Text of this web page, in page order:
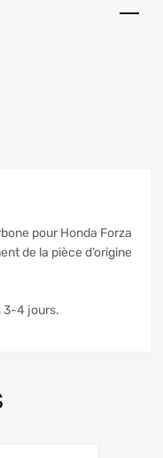
pour Honda Forza
de la pièce d’origine
3-4 jours.